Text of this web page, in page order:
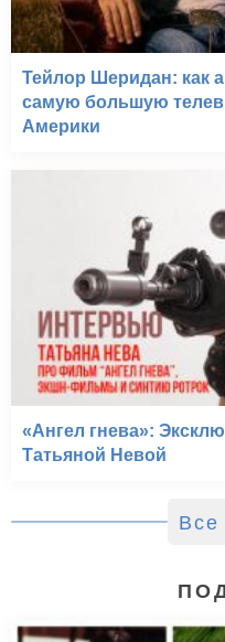
Тейлор Шеридан: как
самую большую
Америки
«Ангел гнева»:
Татьяной Невой
Все